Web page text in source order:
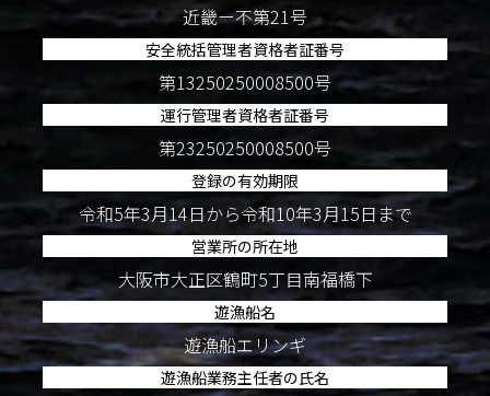
近畿ー不第21号
安全統括管理者資格者証番号
第13250250008500号
運行管理者資格者証番号
第23250250008500号
登録の有効期限
令和5年3月14日から令和10年3月15日まで
営業所の所在地
大阪市大正区鶴町5丁目南福橋下
遊漁船名
遊漁船エリンギ
遊漁船業務主任者の氏名